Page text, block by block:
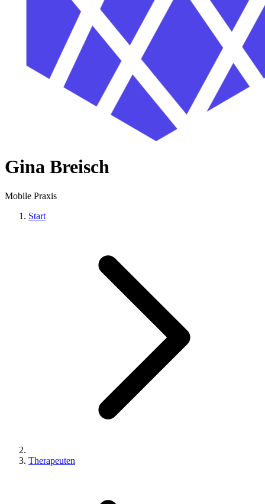
Gina Breisch
Mobile Praxis
Start
Therapeuten